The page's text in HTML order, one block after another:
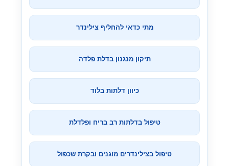
מתי כדאי להחליף צילינדר
תיקון מנגנון בדלת פלדה
כיוון דלתות בלוד
טיפול בדלתות רב בריח ופלדלת
טיפול בצילינדרים מוגנים ובקרת שכפול